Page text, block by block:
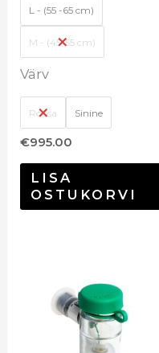
L - (55 -65 cm)
M - (45-55 cm)
Värv
Roosa Sinine
€995.00
LISA
OSTUKORVI